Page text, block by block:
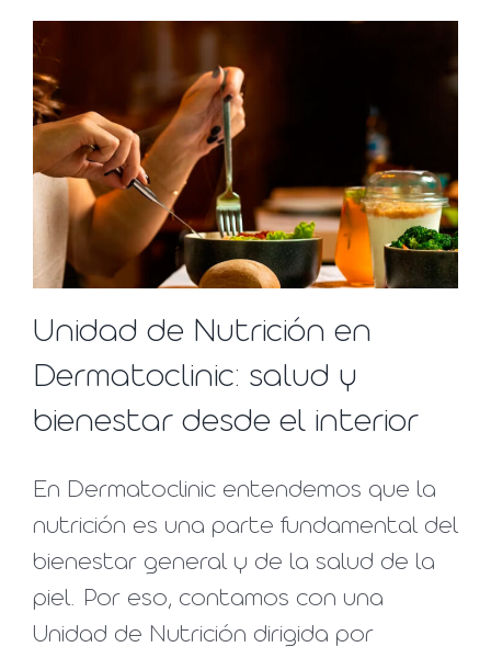
Unidad de Nutrición en
Dermatoclinic: salud y
bienestar desde el interior
En Dermatoclinic entendemos que la
nutrición es una parte fundamental del
bienestar general y de la salud de la
piel. Por eso, contamos con una
Unidad de Nutrición dirigida por